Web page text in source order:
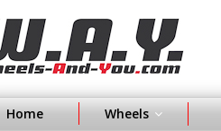
Home Wheels